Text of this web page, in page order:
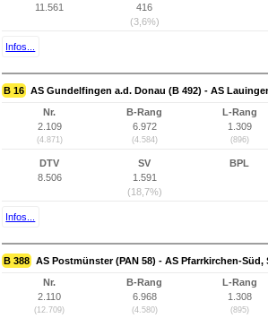
11.561
416
(3,6%)
Infos...
B 16 AS Gundelfingen a.d. Donau (B 492) - AS
Nr.
2.109
(4.871)
B-Rang
6.972
(4.584)
L-Rang
1.309
(896)
DTV
8.506
SV
1.591
(18,7%)
BPL
Infos...
B 388 AS Postmünster (PAN 58) - AS Pfarrkirchen-Süd,
Nr.
2.110
(12.709)
B-Rang
6.968
(4.580)
L-Rang
1.308
(895)